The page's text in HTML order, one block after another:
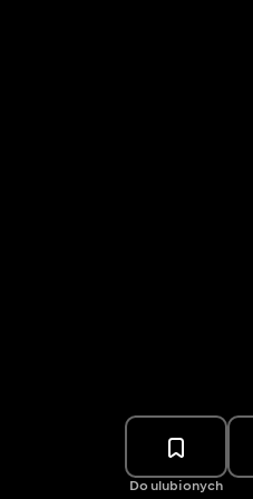
Do ulubionych